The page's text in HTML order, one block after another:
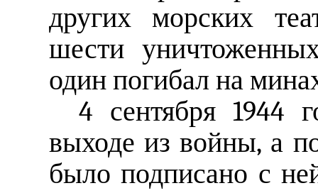
других морских
шести
один погибал на
4 сентября 1944
выходе из войны, а
было подписано с